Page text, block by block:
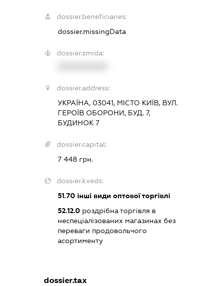
dossier.beneficiaries:
dossier.missingData
dossier.smida:
dossier.address:
УКРАЇНА, 03041, МІСТО КИЇВ, ВУЛ.
ГЕРОЇВ ОБОРОНИ, БУД. 7,
БУДИНОК 7
dossier.capital:
7 448 грн.
dossier.kveds:
51.70інші види оптової торгівлі
52.12.0роздрібна торгівля в
неспеціалізованих магазинах без
переваги продовольчого
асортименту
dossier.tax